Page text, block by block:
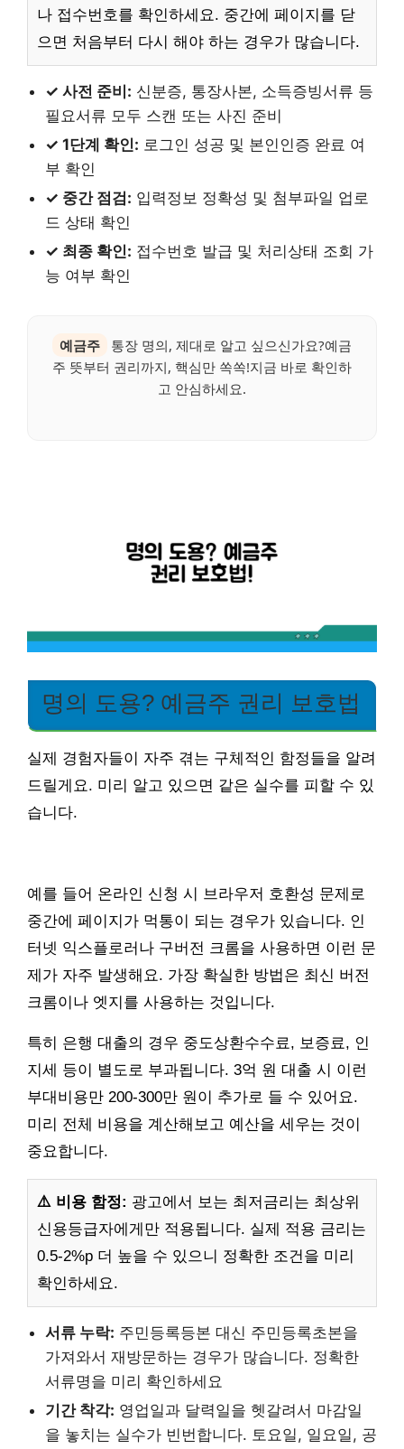
나 접수번호를 확인하세요. 중간에 페이지를 닫
으면 처음부터 다시 해야 하는 경우가 많습니다.
✓ 사전 준비: 신분증, 통장사본, 소득증빙서류 등
필요서류 모두 스캔 또는 사진 준비
✓ 1단계 확인: 로그인 성공 및 본인인증 완료 여
부 확인
✓ 중간 점검: 입력정보 정확성 및 첨부파일 업로
드 상태 확인
✓ 최종 확인: 접수번호 발급 및 처리상태 조회 가
능 여부 확인
예금주
통장 명의, 제대로 알고 싶으신가요?예금
주 뜻부터 권리까지, 핵심만 쏙쏙!지금 바로 확인하
고 안심하세요.
명의 도용? 예금주 권리 보호법
실제 경험자들이 자주 겪는 구체적인 함정들을 알려
드릴게요. 미리 알고 있으면 같은 실수를 피할 수 있
습니다.
예를 들어 온라인 신청 시 브라우저 호환성 문제로
중간에 페이지가 먹통이 되는 경우가 있습니다. 인
터넷 익스플로러나 구버전 크롬을 사용하면 이런 문
제가 자주 발생해요. 가장 확실한 방법은 최신 버전
크롬이나 엣지를 사용하는 것입니다.
특히 은행 대출의 경우 중도상환수수료, 보증료, 인
지세 등이 별도로 부과됩니다. 3억 원 대출 시 이런
부대비용만 200-300만 원이 추가로 들 수 있어요.
미리 전체 비용을 계산해보고 예산을 세우는 것이
중요합니다.
⚠️ 비용 함정: 광고에서 보는 최저금리는 최상위
신용등급자에게만 적용됩니다. 실제 적용 금리는
0.5-2%p 더 높을 수 있으니 정확한 조건을 미리
확인하세요.
서류 누락: 주민등록등본 대신 주민등록초본을
가져와서 재방문하는 경우가 많습니다. 정확한
서류명을 미리 확인하세요
기간 착각: 영업일과 달력일을 헷갈려서 마감일
을 놓치는 실수가 빈번합니다. 토요일, 일요일, 공